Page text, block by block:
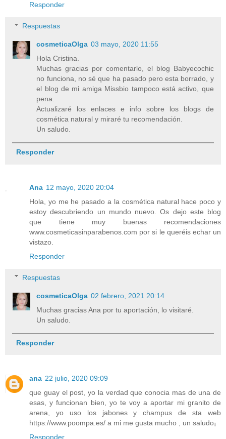
Responder
Respuestas
cosmeticaOlga 03 mayo, 2020 11:55
Hola Cristina.
Muchas gracias por comentarlo, el blog Babyecochic
no funciona, no sé que ha pasado pero esta borrado, y
el blog de mi amiga Missbio tampoco está activo, que
pena.
Actualizaré los enlaces e info sobre los blogs de
cosmética natural y miraré tu recomendación.
Un saludo.
Responder
Ana 12 mayo, 2020 20:04
Hola, yo me he pasado a la cosmética natural hace poco y
estoy descubriendo un mundo nuevo. Os dejo este blog
que tiene muy buenas recomendaciones
www.cosmeticasinparabenos.com por si le queréis echar un
vistazo.
Responder
Respuestas
cosmeticaOlga 02 febrero, 2021 20:14
Muchas gracias Ana por tu aportación, lo visitaré.
Un saludo.
Responder
ana 22 julio, 2020 09:09
que guay el post, yo la verdad que conocia mas de una de
esas, y funcionan bien, yo te voy a aportar mi granito de
arena, yo uso los jabones y champus de sta web
https://www.poompa.es/ a mi me gusta mucho , un saludo¡
Responder